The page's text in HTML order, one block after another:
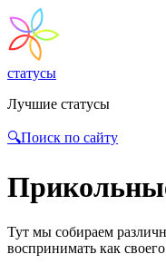
статусы
Лучшие статусы
🔍Поиск по сайту
Тут мы собираем
воспринимать как